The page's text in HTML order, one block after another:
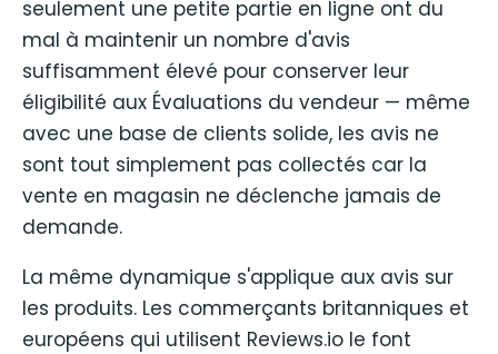
seulement une petite partie en ligne ont du
mal à maintenir un nombre d'avis
suffisamment élevé pour conserver leur
éligibilité aux Évaluations du vendeur — même
avec une base de clients solide, les avis ne
sont tout simplement pas collectés car la
vente en magasin ne déclenche jamais de
demande.
La même dynamique s'applique aux avis sur
les produits. Les commerçants britanniques et
européens qui utilisent Reviews.io le font